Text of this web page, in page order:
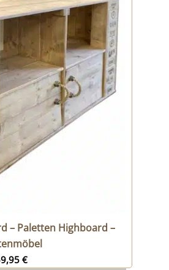
– Paletten Highboard –
€